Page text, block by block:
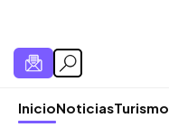
InicioNoticiasTurismo